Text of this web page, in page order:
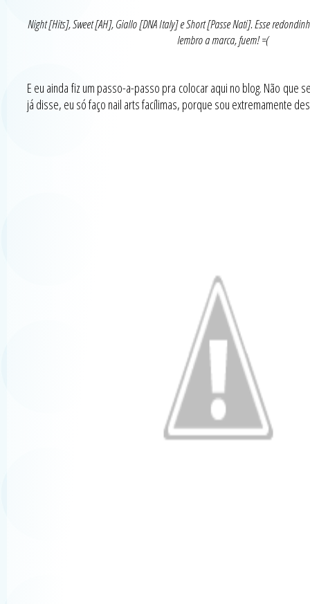
Night [Hits], Sweet [AH], Giallo [DNA Italy] e Short [Passe Nati]. Esse
lembro a marca, fuem! =(
E eu ainda fiz um passo-a-passo pra colocar aqui no blog. Não que
já disse, eu só faço nail arts facílimas, porque sou extremamente